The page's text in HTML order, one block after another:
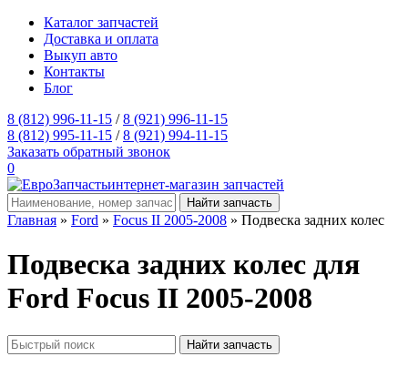
Каталог запчастей
Доставка и оплата
Выкуп авто
Контакты
Блог
8 (812) 996-11-15 /8 (921) 996-11-15
8 (812) 995-11-15 /8 (921) 994-11-15
Заказать обратный звонок
0
интернет-магазин запчастей
Главная » Ford » Focus II 2005-2008 » Подвеска задних колес
Подвеска задних колес для
Ford Focus II 2005-2008